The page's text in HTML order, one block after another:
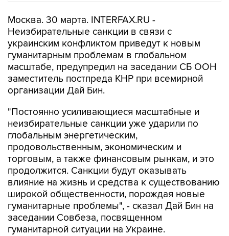
Москва. 30 марта. INTERFAX.RU -
Неизбирательные санкции в связи с
украинским конфликтом приведут к новым
гуманитарным проблемам в глобальном
масштабе, предупредил на заседании СБ ООН
заместитель постпреда КНР при всемирной
организации Дай Бин.
"Постоянно усиливающиеся масштабные и
неизбирательные санкции уже ударили по
глобальным энергетическим,
продовольственным, экономическим и
торговым, а также финансовым рынкам, и это
продолжится. Санкции будут оказывать
влияние на жизнь и средства к существованию
широкой общественности, порождая новые
гуманитарные проблемы", - сказал Дай Бин на
заседании Совбеза, посвященном
гуманитарной ситуации на Украине.